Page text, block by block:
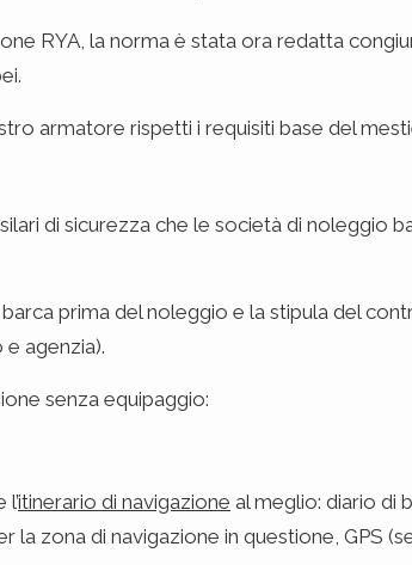
RYA, la norma è stata ora redatta
armatore rispetti i requisiti base del
di sicurezza che le società di noleggio
prima del noleggio e la stipula del
agenzia).
senza equipaggio:
itinerario di navigazione al meglio: diario di
zona di navigazione in questione, GPS